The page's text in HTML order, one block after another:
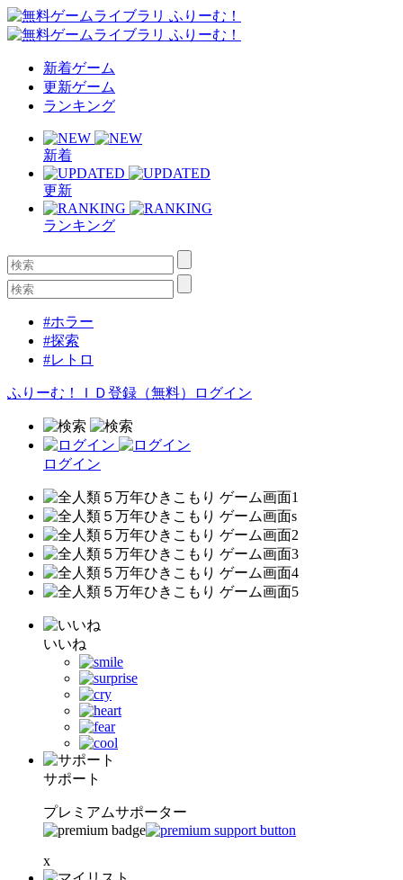
新着ゲーム
更新ゲーム
ランキング
新着
更新
ランキング
#ホラー
#探索
#レトロ
ふりーむ！ＩＤ登録（無料） ログイン
ログイン
いいね
サポート
プレミアムサポーター
x